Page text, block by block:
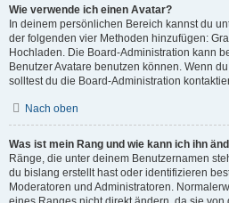
Wie verwende ich einen Avatar?
In deinem persönlichen Bereich kannst du
der folgenden vier Methoden hinzufügen:
Hochladen. Die Board-Administration kann
Benutzer Avatare benutzen können. Wenn
solltest du die Board-Administration
Nach oben
Was ist mein Rang und wie kann ich ihn
Ränge, die unter deinem Benutzernamen
du bislang erstellt hast oder identifizieren
Moderatoren und Administratoren.